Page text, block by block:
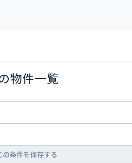
物件一覧
の条件を保存する